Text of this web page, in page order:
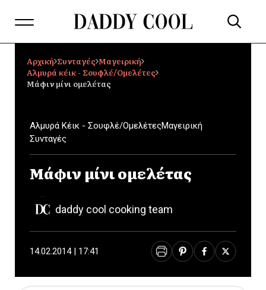
Αρχική Συνταγές Μαγειρική
Αλμυρά κέικ - Σουφλέ/Ομελέτες
Μάφιν μίνι ομελέτας
Αλμυρά Κέικ - Σουφλέ/ΟμελέτεςΜαγειρική
Συνταγές
Μάφιν μίνι ομελέτας
daddy cool cooking team
14.02.2014 | 17:41